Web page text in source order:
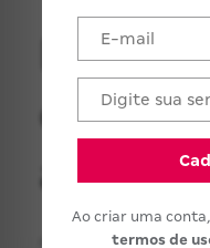
Ao criar uma
termos de
Reta
como